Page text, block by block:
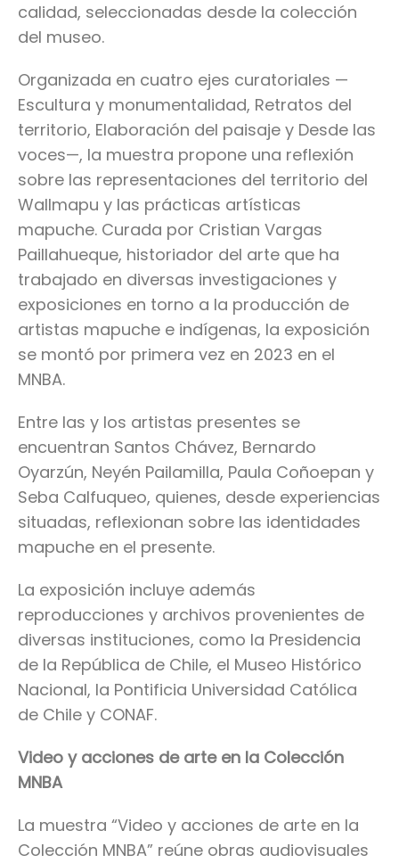
calidad, seleccionadas desde la colección
del museo.
Organizada en cuatro ejes curatoriales —
Escultura y monumentalidad, Retratos del
territorio, Elaboración del paisaje y Desde las
voces—, la muestra propone una reflexión
sobre las representaciones del territorio del
Wallmapu y las prácticas artísticas
mapuche. Curada por Cristian Vargas
Paillahueque, historiador del arte que ha
trabajado en diversas investigaciones y
exposiciones en torno a la producción de
artistas mapuche e indígenas, la exposición
se montó por primera vez en 2023 en el
MNBA.
Entre las y los artistas presentes se
encuentran Santos Chávez, Bernardo
Oyarzún, Neyén Pailamilla, Paula Coñoepan y
Seba Calfuqueo, quienes, desde experiencias
situadas, reflexionan sobre las identidades
mapuche en el presente.
La exposición incluye además
reproducciones y archivos provenientes de
diversas instituciones, como la Presidencia
de la República de Chile, el Museo Histórico
Nacional, la Pontificia Universidad Católica
de Chile y CONAF.
Video y acciones de arte en la Colección
MNBA
La muestra “Video y acciones de arte en la
Colección MNBA” reúne obras audiovisuales